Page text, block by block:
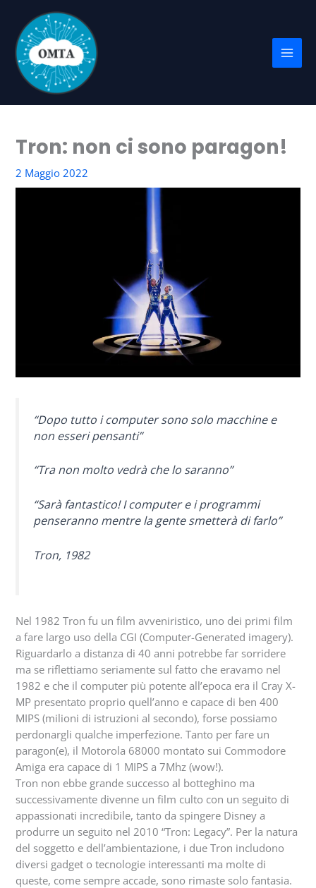
contenuto
Tron: non ci sono paragon!
2 Maggio 2022
“Dopo tutto i computer sono solo macchine e
non esseri pensanti”
“Tra non molto vedrà che lo saranno”
“Sarà fantastico! I computer e i programmi
penseranno mentre la gente smetterà di farlo”
Tron, 1982
Nel 1982 Tron fu un film avveniristico, uno dei primi film
a fare largo uso della CGI (Computer-Generated imagery).
Riguardarlo a distanza di 40 anni potrebbe far sorridere
ma se riflettiamo seriamente sul fatto che eravamo nel
1982 e che il computer più potente all’epoca era il Cray X-
MP presentato proprio quell’anno e capace di ben 400
MIPS (milioni di istruzioni al secondo), forse possiamo
perdonargli qualche imperfezione. Tanto per fare un
paragon(e), il Motorola 68000 montato sui Commodore
Amiga era capace di 1 MIPS a 7Mhz (wow!).
Tron non ebbe grande successo al botteghino ma
successivamente divenne un film culto con un seguito di
appassionati incredibile, tanto da spingere Disney a
produrre un seguito nel 2010 “Tron: Legacy”. Per la natura
del soggetto e dell’ambientazione, i due Tron includono
diversi gadget o tecnologie interessanti ma molte di
queste, come sempre accade, sono rimaste solo fantasia.